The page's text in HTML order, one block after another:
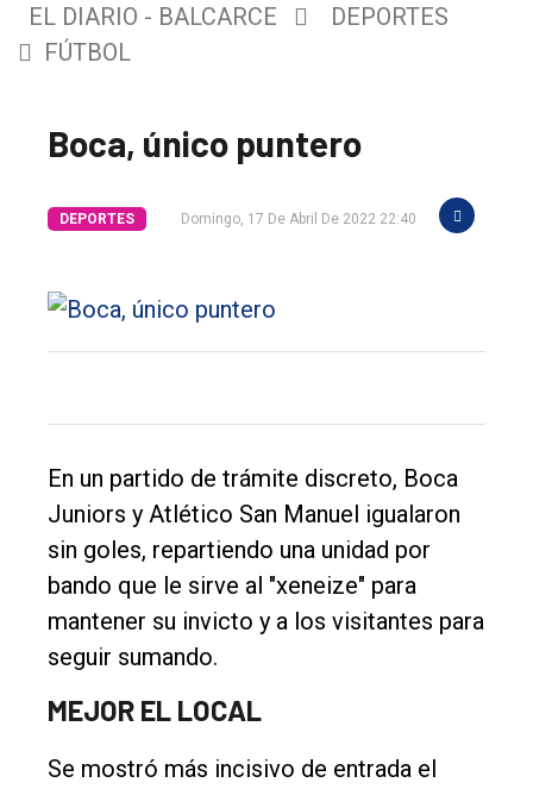
El
único
DIARIO
EL DIARIO - BALCARCE
DEPORTES
FÚTBOL
Boca, único puntero
DEPORTES Domingo, 17 De Abril De 2022 22:40
En un partido de trámite discreto, Boca
Juniors y Atlético San Manuel igualaron
sin goles, repartiendo una unidad por
bando que le sirve al "xeneize" para
mantener su invicto y a los visitantes para
seguir sumando.
MEJOR EL LOCAL
Se mostró más incisivo de entrada el